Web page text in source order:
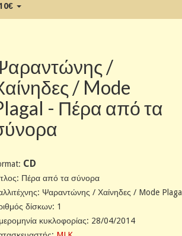
/
/ Mode
- Πέρα από τα
CD
Πέρα από τα σύνορα
Ψαραντώνης / Χαίνηδες / Mode Plagal
δίσκων: 1
κυκλοφορίας: 28/04/2014